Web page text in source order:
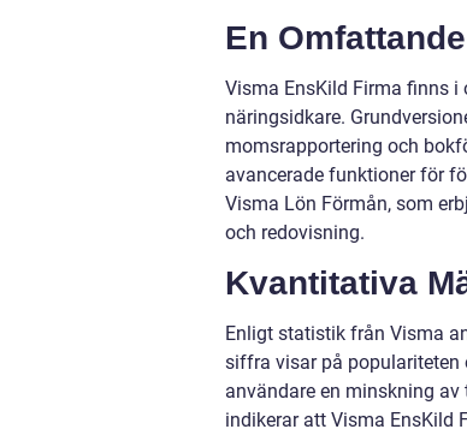
En
Visma EnsKild Firma finns
näringsidkare.
momsrapportering och
avancerade funktioner för
Visma Lön Förmån, som
och redovisning.
Kvantitativa
Enligt statistik från Visma
siffra visar på
användare en minskning
indikerar att Visma EnsKild